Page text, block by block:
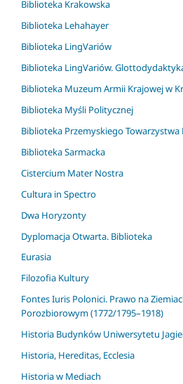
Biblioteka Krakowska
Biblioteka Lehahayer
Biblioteka LingVariów
Biblioteka LingVariów.
Biblioteka Muzeum Armii Krajowej w
Biblioteka Myśli Politycznej
Biblioteka Przemyskiego
Biblioteka Sarmacka
Cistercium Mater Nostra
Cultura in Spectro
Dwa Horyzonty
Dyplomacja Otwarta. Biblioteka
Eurasia
Filozofia Kultury
Fontes Iuris Polonici. Prawo na
Porozbiorowym (1772/1795–1918)
Historia Budynków Uniwersytetu
Historia, Hereditas, Ecclesia
Historia w Mediach